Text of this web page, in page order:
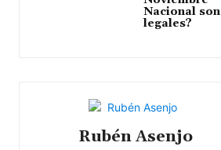
Nacional son
legales?
Rubén Asenjo